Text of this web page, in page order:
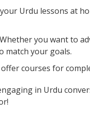
Urdu lessons at
Whether you want to
match your goals.
offer courses for
in Urdu